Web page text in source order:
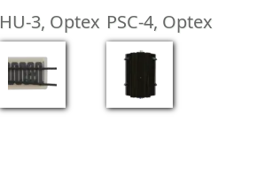
HU-3, Optex PSC-4, Optex